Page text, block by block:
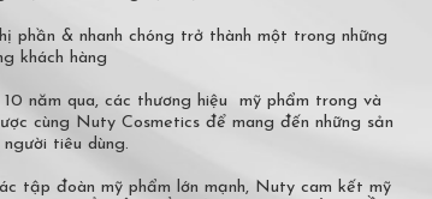
& nhanh chóng trở thành một trong những
khách hàng
năm qua, các thương hiệu mỹ phẩm trong và
cùng Nuty Cosmetics để mang đến những sản
tiêu dùng.
tập đoàn mỹ phẩm lớn mạnh, Nuty cam kết mỹ